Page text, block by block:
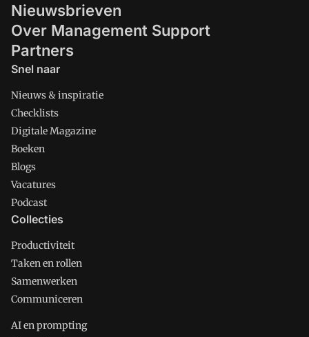
Nieuwsbrieven
Over Management Support
Partners
Snel naar
Nieuws & inspiratie
Checklists
Digitale Magazine
Boeken
Blogs
Vacatures
Podcast
Collecties
Productiviteit
Taken en rollen
Samenwerken
Communiceren
AI en prompting